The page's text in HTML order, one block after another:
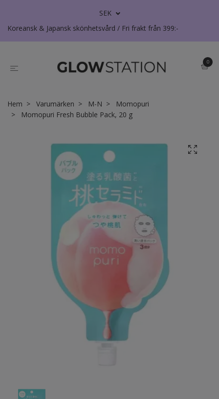
SEK
Koreansk & Japansk skönhetsvård / Fri frakt från 399:-
0
Hem Varumärken M-N
Momopuri
Momopuri Fresh Bubble Pack, 20 g